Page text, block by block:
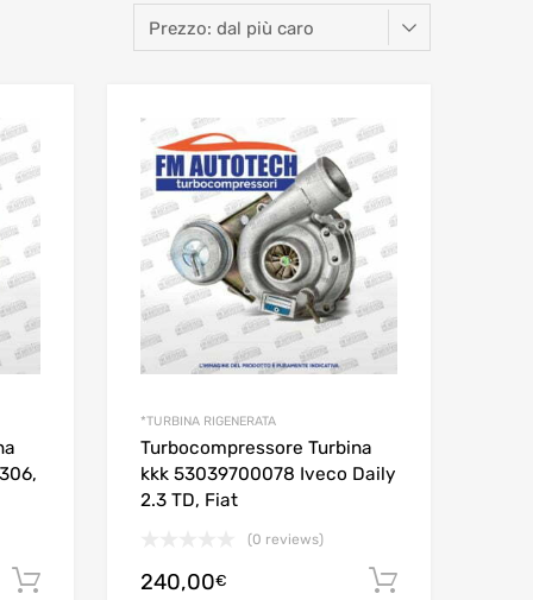
Aggiungi al carrello
*TURBINA RIGENERATA
Turbocompressore Turbina
kkk 53039700078 Iveco Daily
2.3 TD, Fiat
(0 reviews)
240,00€